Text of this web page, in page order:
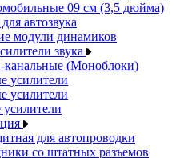
09 см (3,5 дюйма)
автозвука
модули динамиков
звука
канальные (Моноблоки)
усилители
усилители
для автопроводки
со штатных разъемов